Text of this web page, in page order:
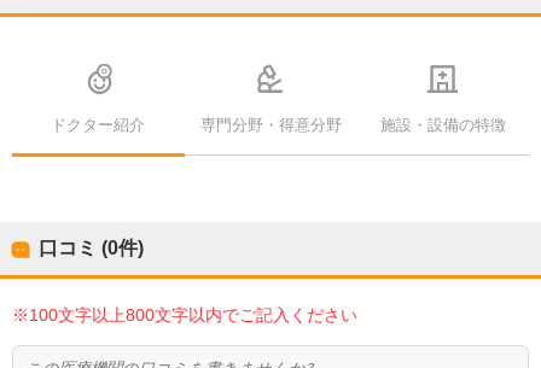
ドクター紹介 専門分野・得意分野 施設・設備の特徴
口コミ (0件)
※100文字以上800文字以内でご記入ください